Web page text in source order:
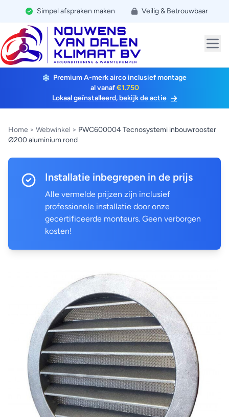
Simpel afspraken maken Veilig & Betrouwbaar
Premium A-merk airco inclusief montage
al vanaf€1.750
Lokaal geïnstalleerd, bekijk de actie
Home > Webwinkel > PWC600004 Tecnosystemi inbouwrooster
Ø200 aluminium rond
Installatie inbegrepen in de prijs
Alle vermelde prijzen zijn inclusief
professionele installatie door onze
gecertificeerde monteurs. Geen verborgen
kosten!